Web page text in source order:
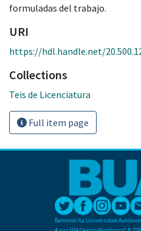
formuladas del trabajo.
URI
https://hdl.handle.net/
Collections
Teis de Licenciatura
Full item page
Benemérita Universidad